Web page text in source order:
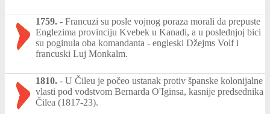
1759. - Francuzi su posle vojnog poraza morali da prepuste
Englezima provinciju Kvebek u Kanadi, a u poslednjoj bici
su poginula oba komandanta - engleski Džejms Volf i
francuski Luj Monkalm.
1810. - U Čileu je počeo ustanak protiv španske kolonijalne
vlasti pod vođstvom Bernarda O'Iginsa, kasnije predsednika
Čilea (1817-23).